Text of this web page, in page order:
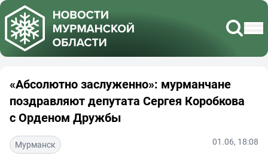
«Абсолютно заслуженно»: мурманчане
поздравляют депутата Сергея Коробкова
с Орденом Дружбы
Мурманск 01.06, 18:08